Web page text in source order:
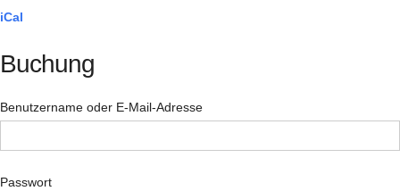
iCal
Buchung
Benutzername oder E-Mail-Adresse
Passwort